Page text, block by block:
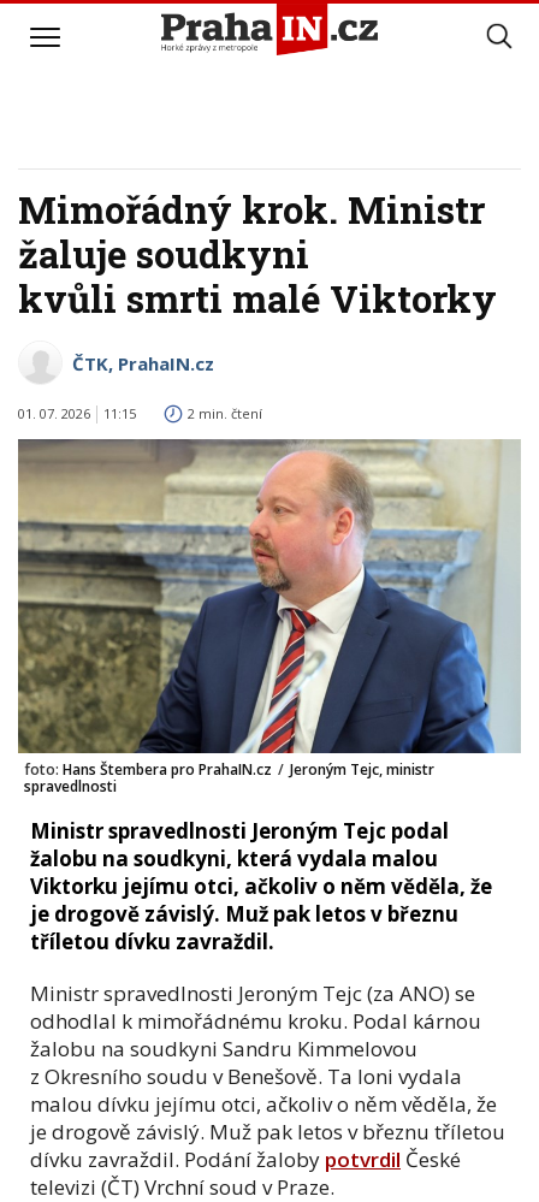
Mimořádný krok. Ministr
žaluje soudkyni
kvůli smrti malé Viktorky
ČTK, PrahaIN.cz
01. 07. 2026 11:15 2 min. čtení
foto: Hans Štembera pro PrahaIN.cz / Jeroným Tejc, ministr
spravedlnosti
Ministr spravedlnosti Jeroným Tejc podal
žalobu na soudkyni, která vydala malou
Viktorku jejímu otci, ačkoliv o něm věděla, že
je drogově závislý. Muž pak letos v březnu
tříletou dívku zavraždil.
Ministr spravedlnosti Jeroným Tejc(za ANO)se
odhodlal k mimořádnému kroku. Podal kárnou
žalobu na soudkyni Sandru Kimmelovou
z Okresního soudu v Benešově. Ta loni vydala
malou dívku jejímu otci, ačkoliv o něm věděla, že
je drogově závislý. Muž pak letos v březnu tříletou
dívku zavraždil. Podání žaloby potvrdil České
televizi (ČT) Vrchní soud v Praze.